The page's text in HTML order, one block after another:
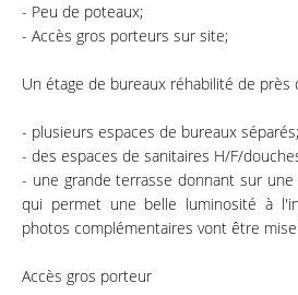
- Peu de poteaux;
- Accès gros porteurs sur site;
Un étage de bureaux réhabilité de près
- plusieurs espaces de bureaux séparés;
- des espaces de sanitaires H/F/
- une grande terrasse donnant sur
qui permet une belle luminosité à
photos complémentaires vont être
Accès gros porteur